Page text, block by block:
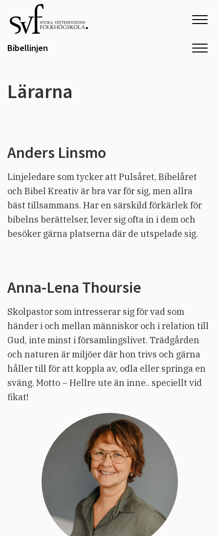
till
Bibellinjen
Lärarna
Anders Linsmo
Linjeledare som tycker att Pulsåret, Bibelåret
och Bibel Kreativ är bra var för sig, men allra
bäst tillsammans. Har en särskild förkärlek för
bibelns berättelser, lever sig ofta in i dem och
besöker gärna platserna där de utspelade sig.
Anna-Lena Thoursie
Skolpastor som intresserar sig för vad som
händer i och mellan människor och i relation till
Gud, inte minst i församlingslivet. Trädgården
och naturen är miljöer där hon trivs och gärna
håller till för att koppla av, odla eller springa en
sväng. Motto – Hellre ute än inne.. speciellt vid
fikat!